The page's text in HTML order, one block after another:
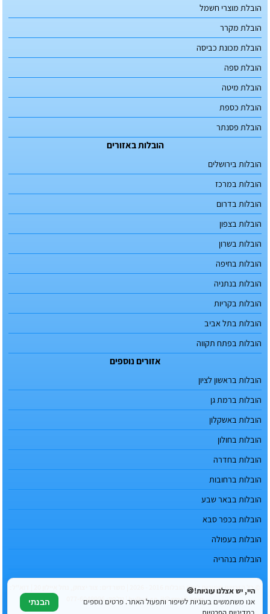
הובלת מוצרי חשמל
הובלת מקרר
הובלת מכונת כביסה
הובלת ספה
הובלת מיטה
הובלת כספת
הובלת פסנתר
הובלות באזורים
הובלות בירושלים
הובלות במרכז
הובלות בדרום
הובלות בצפון
הובלות בשרון
הובלות בחיפה
הובלות בנתניה
הובלות בקריות
הובלות בתל אביב
הובלות בפתח תקווה
אזורים נוספים
הובלות בראשון לציון
הובלות ברמת גן
הובלות באשקלון
הובלות בחולון
הובלות בחדרה
הובלות ברחובות
הובלות בבאר שבע
הובלות בכפר סבא
הובלות בעפולה
הובלות בנהריה
hvlhvl.co.il@gmail.com | טלפון: 077-6049996
היי, יש אצלנו עוגיות!🍪
אנו משתמשים בעוגיות לשיפור ותפעול האתר. פרטים נוספים
הבנתי